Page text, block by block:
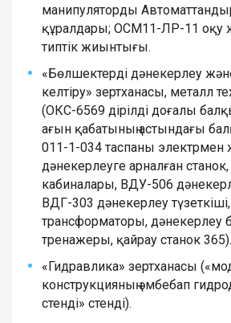
манипуляторды
құралдары; ОСМ11-ЛР-11 оқу
типтік жиынтығы.
«Бөлшектерді дәнекерлеу
келтіру» зертханасы, металл
(ОКС-6569 дірілді доғалы
ағын қабатының астындағы
011-1-034 таспаны электрмен
дәнекерлеуге арналған
кабиналары, ВДУ-506
ВДГ-303 дәнекерлеу
трансформаторы, дәнекерлеу
тренажеры, қайрау станок 365).
«Гидравлика» зертханасы
конструкцияның әмбебап
стенді» стенді).